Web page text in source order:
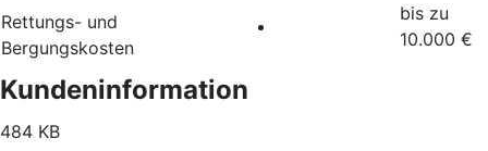
Rettungs- und
Bergungskosten
bis zu
10.000 €
Kundeninformation
484 KB